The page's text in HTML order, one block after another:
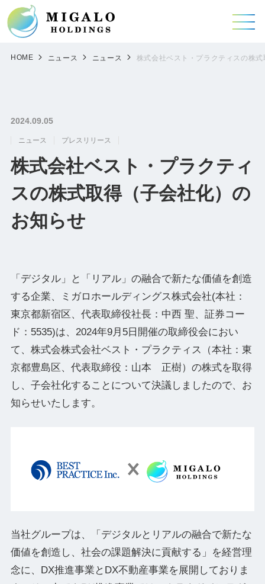
HOME ニュース ニュース 株式会社ベスト・プラクティスの株
2024.09.05
ニュース プレスリリース
株式会社ベスト・プラクティ
スの株式取得（子会社化）の
お知らせ
「デジタル」と「リアル」の融合で新たな価値を創造
する企業、ミガロホールディングス株式会社(本社：
東京都新宿区、代表取締役社⻑：中⻄ 聖、証券コー
ド：5535)は、2024年9月5日開催の取締役会におい
て、株式会株式会社ベスト・プラクティス（本社：東
京都豊島区、代表取締役：山本 正樹）の株式を取得
し、子会社化することについて決議しましたので、お
知らせいたします。
当社グループは、「デジタルとリアルの融合で新たな
価値を創造し、社会の課題解決に貢献する」を経営理
念に、DX推進事業とDX不動産事業を展開しておりま